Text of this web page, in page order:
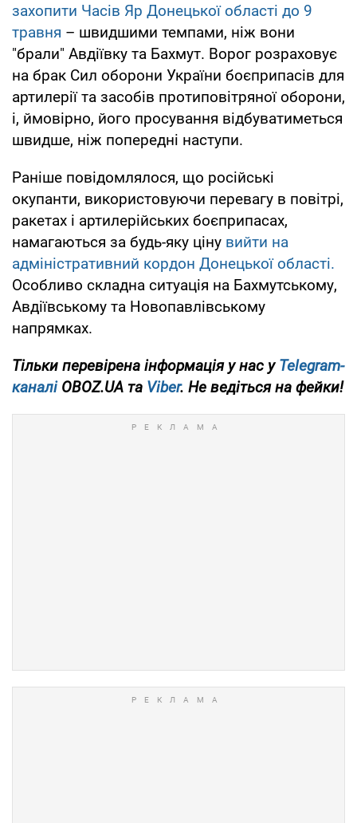
захопити Часів Яр Донецької області до 9
травня – швидшими темпами, ніж вони
"брали" Авдіївку та Бахмут. Ворог розраховує
на брак Сил оборони України боєприпасів для
артилерії та засобів протиповітряної оборони,
і, ймовірно, його просування відбуватиметься
швидше, ніж попередні наступи.
Раніше повідомлялося, що російські
окупанти, використовуючи перевагу в повітрі,
ракетах і артилерійських боєприпасах,
намагаються за будь-яку ціну вийти на
адміністративний кордон Донецької області.
Особливо складна ситуація на Бахмутському,
Авдіївському та Новопавлівському
напрямках.
Тільки перевірена інформація у нас уTelegram-
каналіOBOZ.UA та Viber. Не ведіться на фейки!